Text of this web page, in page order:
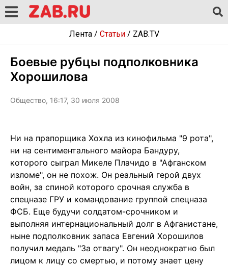
Лента/ Статьи/ ZAB.TV
Боевые рубцы подполковника
Хорошилова
Общество, 16:17, 30 июля 2008
Ни на прапорщика Хохла из кинофильма "9 рота",
ни на сентиментального майора Бандуру,
которого сыграл Микеле Плачидо в "Афганском
изломе", он не похож. Он реальный герой двух
войн, за спиной которого срочная служба в
спецназе ГРУ и командование группой спецназа
ФСБ. Еще будучи солдатом-срочником и
выполняя интернациональный долг в Афганистане,
ныне подполковник запаса Евгений Хорошилов
получил медаль "За отвагу". Он неоднократно был
лицом к лицу со смертью, и потому знает цену